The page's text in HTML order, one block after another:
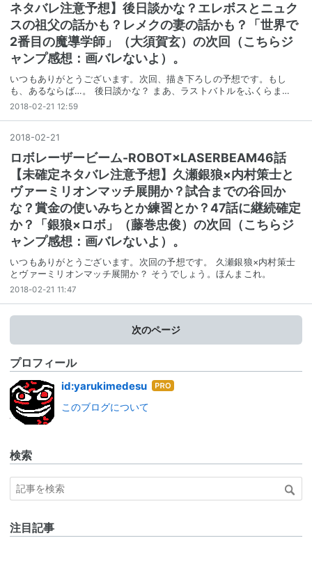
ネタバレ注意予想】後日談かな？エレボスとニュク
スの祖父の話かも？レメクの妻の話かも？「世界で
2番目の魔導学師」（大須賀玄）の次回（こちらジ
ャンプ感想：画バレないよ）。
いつもありがとうございます。次回、描き下ろしの予想です。もし
も、あるならば…。 後日談かな？ まあ、ラストバトルをふくらま…
2018-02-21 12:59
2018-02-21
ロボレーザービーム-ROBOT×LASERBEAM46話
【未確定ネタバレ注意予想】久瀬銀狼×内村策士と
ヴァーミリオンマッチ展開か？試合までの谷回か
な？賞金の使いみちとか練習とか？47話に継続確定
か？「銀狼×ロボ」（藤巻忠俊）の次回（こちらジ
ャンプ感想：画バレないよ）。
いつもありがとうございます。次回の予想です。 久瀬銀狼×内村策士
とヴァーミリオンマッチ展開か？ そうでしょう。ほんまこれ。
2018-02-21 11:47
次のページ
プロフィール
id:yarukimedesu はて
このブログについて
検索
注目記事